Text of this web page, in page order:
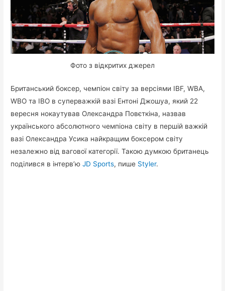
Фото з відкритих джерел
Британський боксер, чемпіон світу за версіями IBF, WBA,
WBO та IBO в суперважкій вазі Ентоні Джошуа, який 22
вересня нокаутував Олександра Повєткіна, назвав
українського абсолютного чемпіона світу в першій важкій
вазі Олександра Усика найкращим боксером світу
незалежно від вагової категорії. Такою думкою британець
поділився в інтерв’юJD Sports, пише Styler.